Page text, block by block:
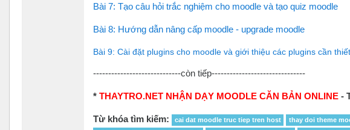
Bài 7: Tạo câu hỏi trắc nghiệm cho moodle và tạo quiz moodle
Bài 8: Hướng dẫn nâng cấp moodle - upgrade moodle
Bài 9: Cài đặt plugins cho moodle và giới thiệu các plugins cần thiết
-----------------------------còn tiếp-------------------------------
* THAYTRO.NET NHẬN DẠY MOODLE CĂN BẢN ONLINE -
Từ khóa tìm kiếm: cai dat moodle truc tiep tren host thay doi theme